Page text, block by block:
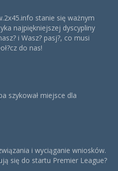
stanie się ważnym
najpiękniejszej dyscypliny
i Wasz? pasj?, co musi
do nas!
szykował miejsce dla
i wyciąganie wniosków.
się do startu Premier League?